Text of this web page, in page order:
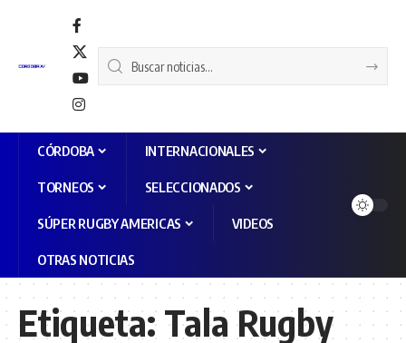
CÓRDOBA INTERNACIONALES
TORNEOS SELECCIONADOS
SÚPER RUGBY AMERICAS VIDEOS
OTRAS NOTICIAS
Etiqueta:Tala Rugby